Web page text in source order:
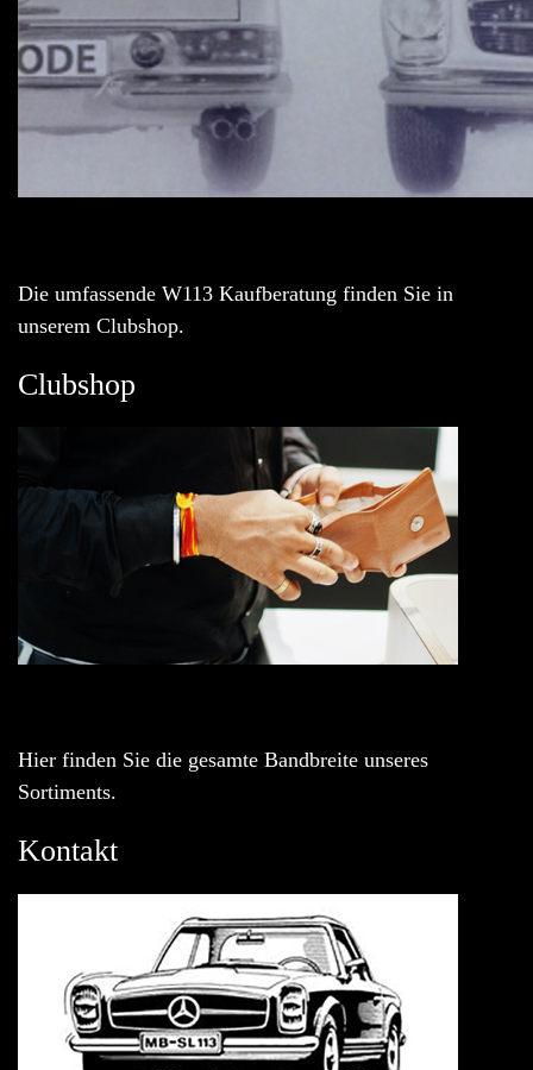
Die umfassende W113 Kaufberatung finden Sie in
unserem Clubshop.
Clubshop
Hier finden Sie die gesamte Bandbreite unseres
Sortiments.
Kontakt